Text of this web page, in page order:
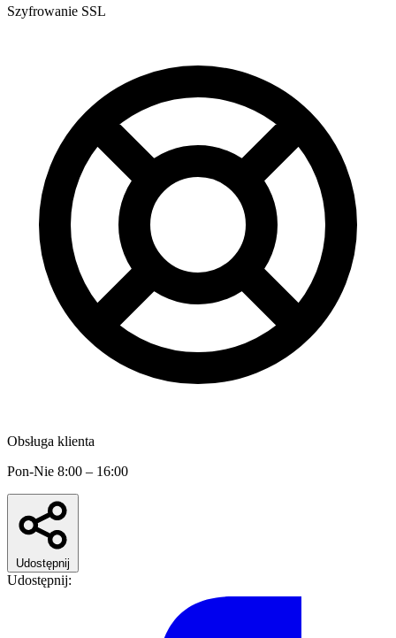
Szyfrowanie SSL
Obsługa klienta
Pon-Nie 8:00 – 16:00
Udostępnij
Udostępnij: